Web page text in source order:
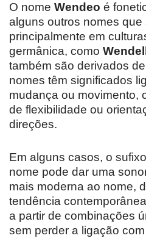
O nome Wendeo é
alguns outros nomes
principalmente em
germânica, como Wendell
também são derivados
nomes têm significados
mudança ou movimento,
de flexibilidade ou
direções.
Em alguns casos, o sufixo
nome pode dar uma
mais moderna ao nome,
tendência
a partir de combinações
sem perder a ligação